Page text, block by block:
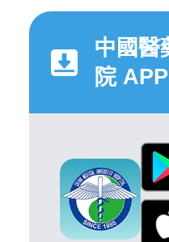
中國醫
院 APP